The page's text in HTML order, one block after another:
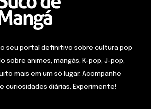
o seu portal definitivo sobre cultura pop
sobre animes, mangás, K-pop, J-pop,
mais em um só lugar. Acompanhe
curiosidades diárias. Experimente!